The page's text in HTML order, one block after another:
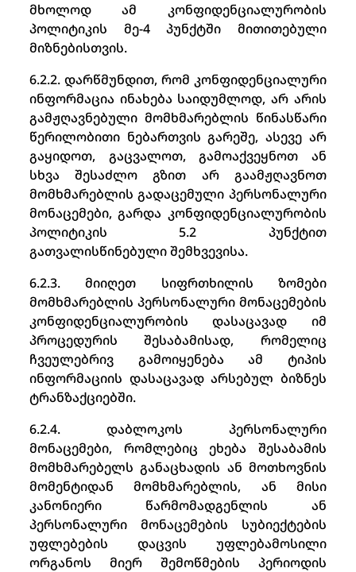
მხოლოდ ამ კონფიდენციალურობის
პოლიტიკის მე-4 პუნქტში მითითებული
მიზნებისთვის.
6.2.2. დარწმუნდით, რომ კონფიდენციალური
ინფორმაცია ინახება საიდუმლოდ, არ არის
გამჟღავნებული მომხმარებლის წინასწარი
წერილობითი ნებართვის გარეშე, ასევე არ
გაყიდოთ, გაცვალოთ, გამოაქვეყნოთ ან
სხვა შესაძლო გზით არ გაამჟღავნოთ
მომხმარებლის გადაცემული პერსონალური
მონაცემები, გარდა კონფიდენციალურობის
პოლიტიკის 5.2 პუნქტით
გათვალისწინებული შემხვევისა.
6.2.3. მიიღეთ სიფრთხილის ზომები
მომხმარებლის პერსონალური მონაცემების
კონფიდენციალურობის დასაცავად იმ
პროცედურის შესაბამისად, რომელიც
ჩვეულებრივ გამოიყენება ამ ტიპის
ინფორმაციის დასაცავად არსებულ ბიზნეს
ტრანზაქციებში.
6.2.4. დაბლოკოს პერსონალური
მონაცემები, რომლებიც ეხება შესაბამის
მომხმარებელს განაცხადის ან მოთხოვნის
მომენტიდან მომხმარებლის, ან მისი
კანონიერი წარმომადგენლის ან
პერსონალური მონაცემების სუბიექტების
უფლებების დაცვის უფლებამოსილი
ორგანოს მიერ შემოწმების პერიოდის